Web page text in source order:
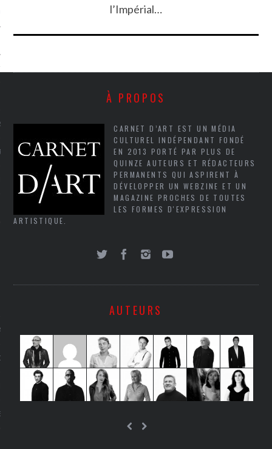
CARAVELLE
PODCAST
l’Impérial…
À PROPOS
CARNET D’ART EST UN MÉDIA
CULTUREL INDÉPENDANT FONDÉ
EN 2013 PORTÉ PAR PLUS DE
QUINZE AUTEURS ET RÉDACTEURS
PERMANENTS QUI ASPIRENT À
DÉVELOPPER UN WEBZINE ET UN
MAGAZINE PROCHES DE TOUTES
LES FORMES D'EXPRESSION
ARTISTIQUE.
AUTEURS